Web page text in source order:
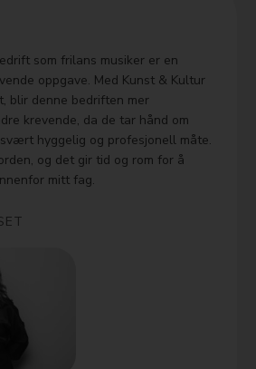
som frilans musiker er en
oppgave. Med Kunst & Kultur
blir denne bedriften mer
krevende, da de tar hånd om
hyggelig og profesjonell måte.
og det gir tid og rom for å
mitt fag.